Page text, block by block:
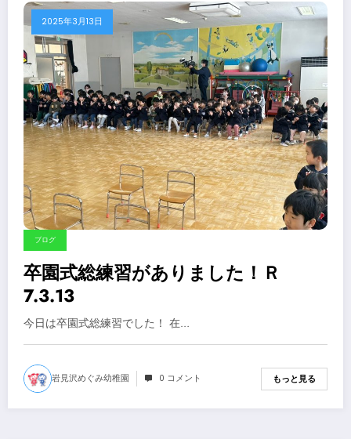
2025年3月13日
ブログ
卒園式総練習がありました！Ｒ
7.3.13
今日は卒園式総練習でした！ 在…
岩見沢めぐみ幼稚園 0 コメント もっと見る